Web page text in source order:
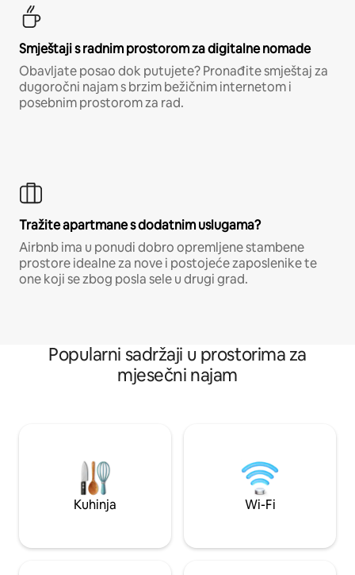
Smještaji s radnim prostorom za digitalne nomade
Obavljate posao dok putujete? Pronađite smještaj za
dugoročni najam s brzim bežičnim internetom i
posebnim prostorom za rad.
Tražite apartmane s dodatnim uslugama?
Airbnb ima u ponudi dobro opremljene stambene
prostore idealne za nove i postojeće zaposlenike te
one koji se zbog posla sele u drugi grad.
Popularni sadržaji u prostorima za
mjesečni najam
Kuhinja Wi-Fi